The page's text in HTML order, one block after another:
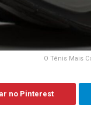
O Tênis Mais
no Pinterest